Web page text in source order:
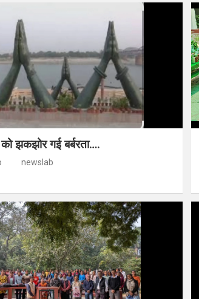
झकझोर गई बर्बरता….
newslab